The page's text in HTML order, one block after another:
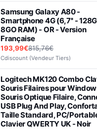
Samsung Galaxy A80 -
Smartphone 4G (6,7'' -
8GO RAM) - OR - Version
Française
193,99€815,76€
Cdiscount (Vendeur Tiers)
Logitech MK120 Combo
Souris Filaires pour
Souris Optique Filaire,
USB Plug And Play,
Taille Standard, PC/
Clavier QWERTY UK - Noir